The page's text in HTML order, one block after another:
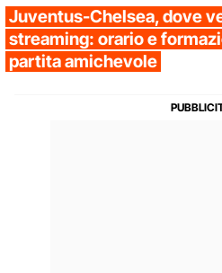
Juventus-Chelsea, dove
streaming: orario e
partita amichevole